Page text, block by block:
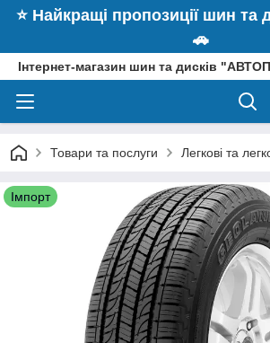
⭐️ Найкращі пропозиції шин та
🚗
Інтернет-магазин шин та дисків
Товари та послуги Легкові та
Імпорт